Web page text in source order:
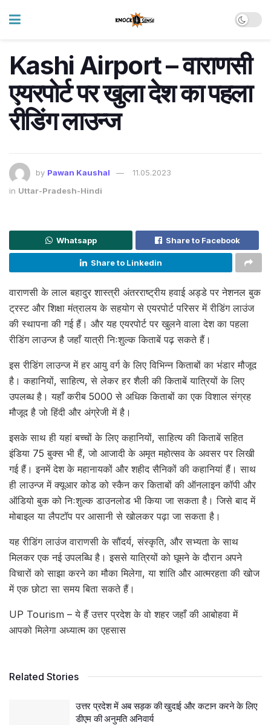
Kashi Airport – वाराणसी
एयरपोर्ट पर खुला देश का पहला
रीडिंग लाउन्ज
by Pawan Kaushal
11.05.2023
in Uttar-Pradesh-Hindi
Whatsapp Share to Facebook
Share to Linkedin
वाराणसी के लाल बहादुर शास्त्री अंतरराष्ट्रीय हवाई अड्डे पर नेशनल बुक
ट्रस्ट और शिक्षा मंत्रालय के सहयोग से एयरपोर्ट परिसर में रीडिंग लाउंज
की स्थापना की गई हैं। और यह एयरपोर्ट पर खुलने वाला देश का पहला
रीडिंग लाउन्ज है जहाँ यात्री निःशुल्क किताबें पढ़ सकते हैं।
इस रीडिंग लाउन्ज में हर आयु वर्ग के लिए विभिन्न किताबों का भंडार मौजूद
है। कहानियों, साहित्य, से लेकर हर शैली की किताबें यात्रियों के लिए
उपलब्ध है। यहाँ करीब 5000 से अधिक किताबों का एक विशाल संग्रह
मौजूद है जो हिंदी और अंग्रेजी में है।
इसके साथ ही यहां बच्चों के लिए कहानियों, साहित्य की किताबें सहित
इंडिया 75 बुक्स भी हैं, जो आजादी के अमृत महोत्सव के अवसर पर लिखी
गई हैं। इनमें देश के महानायकों और शहीद सैनिकों की कहानियां हैं। साथ
ही लाउन्ज में क्यूआर कोड को स्कैन कर किताबों की ऑनलाइन कॉपी और
ऑडियो बुक को निःशुल्क डाउनलोड भी किया जा सकता है। जिसे बाद में
मोबाइल या लैपटॉप पर आसानी से खोलकर पढ़ा जा सकता है।
यह रीडिंग लाउंज वाराणसी के सौंदर्य, संस्कृति, और सभ्यता के साथ
मिलकर एक नई उपलब्धि है। इससे यात्रियों को घूमने के दौरान अपने
विचारों को साझा करने का मौका मिलेगा, या शांति और आत्मरहता की खोज
में एक छोटा सा समय बिता सकते हैं।
UP Tourism – ये हैं उत्तर प्रदेश के वो शहर जहाँ की आबोहवा में
आपको मिलेगा अध्यात्म का एहसास
Related Stories
उत्तर प्रदेश में अब सड़क की खुदाई और कटान करने के लिए
डीएम की अनुमति अनिवार्य